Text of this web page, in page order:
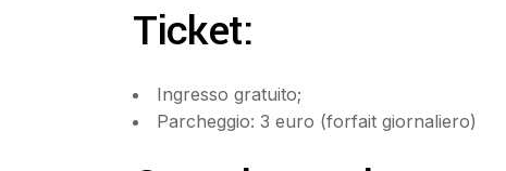
Ticket:
Ingresso gratuito;
Parcheggio: 3 euro (forfait giornaliero)